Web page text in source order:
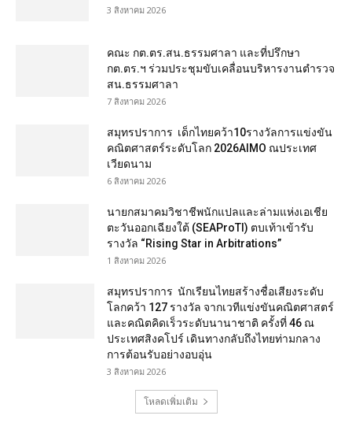
3 สิงหาคม 2026
คณะ กต.ตร.สน.ธรรมศาลา และที่ปรึกษา
กต.ตร.ฯ ร่วมประชุมขับเคลื่อนบริหารงานตำรวจ
สน.ธรรมศาลา
7 สิงหาคม 2026
สมุทรปราการ เด็กไทยคว้า10รางวัลการแข่งขัน
คณิตศาสตร์ระดับโลก 2026AIMO ณประเทศ
เวียดนาม
6 สิงหาคม 2026
นายกสมาคมวิชาชีพนักแปลและล่ามแห่งเอเชีย
ตะวันออกเฉียงใต้ (SEAProTI) ตบเท้าเข้ารับ
รางวัล “Rising Star in Arbitrations”
1 สิงหาคม 2026
สมุทรปราการ นักเรียนไทยสร้างชื่อเสียงระดับ
โลกคว้า 127 รางวัล จากเวทีแข่งขันคณิตศาสตร์
และคณิตคิดเร็วระดับนานาชาติ ครั้งที่ 46 ณ
ประเทศสิงคโปร์ เดินทางกลับถึงไทยท่ามกลาง
การต้อนรับอย่างอบอุ่น
3 สิงหาคม 2026
โหลดเพิ่มเติม